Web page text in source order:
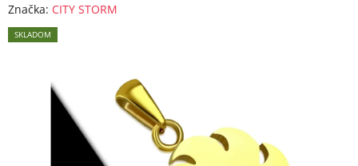
produktu
je
hviezdičiek.
Značka: CITY STORM
SKLADOM